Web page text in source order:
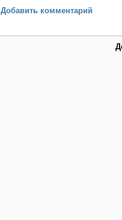
Добавить комментарий